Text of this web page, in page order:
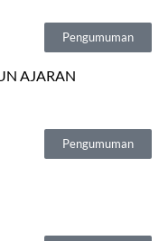
Pengumuman
AJARAN
Pengumuman